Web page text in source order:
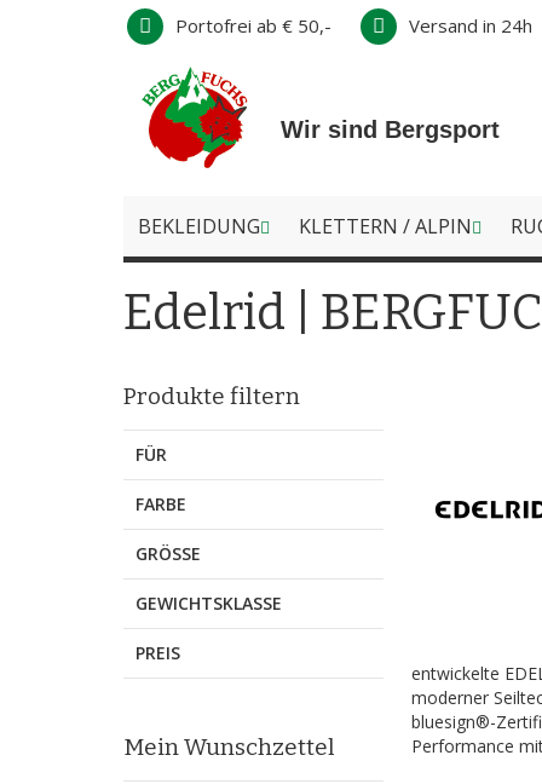
Direkt
Inhalt
Portofrei ab € 50,- Versand in 24h
Wir sind Bergsport
BEKLEIDUNG KLETTERN / ALPIN
Edelrid |
entwickelte
moderner
bluesign®-
Performance
Produkte filtern
FÜR
FARBE
GRÖSSE
GEWICHTSKLASSE
PREIS
Mein Wunschzettel